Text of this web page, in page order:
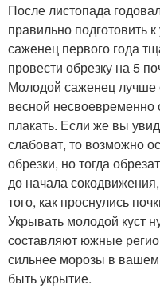
После листопада
правильно подготовить
саженец первого года
провести обрезку на 5
Молодой саженец лучше
весной несвоевременно
плакать. Если же вы
слабоват, то возможно
обрезки, но тогда
до начала
того, как проснулись
Укрывать молодой куст
составляют южные
сильнее морозы в
быть укрытие.